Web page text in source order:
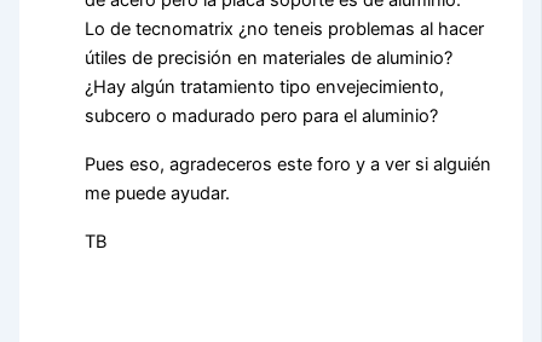
Lo de tecnomatrix ¿no teneis problemas al hacer
útiles de precisión en materiales de aluminio?
¿Hay algún tratamiento tipo envejecimiento,
subcero o madurado pero para el aluminio?
Pues eso, agradeceros este foro y a ver si alguién
me puede ayudar.
TB